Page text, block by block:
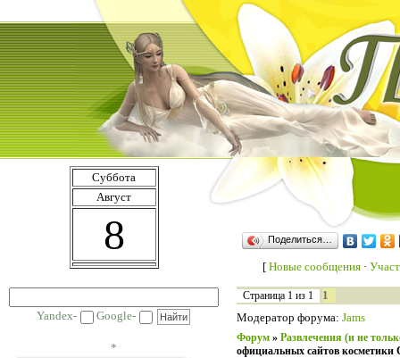
Суббота
Август
8
Yandex- Google-
*
Поделиться…
[ Новые сообщения ·
Страница 1 из 1
1
Модератор форума: Jams
Форум » Развлечения (и не
официальных сайтов